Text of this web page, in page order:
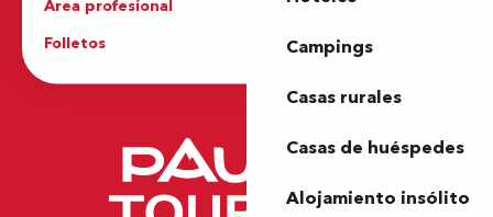
Campings
Casas rurales
Casas de huéspedes
Alojamiento insólito
Area profesional
Prensa
Folletos
Oficina de Turismo